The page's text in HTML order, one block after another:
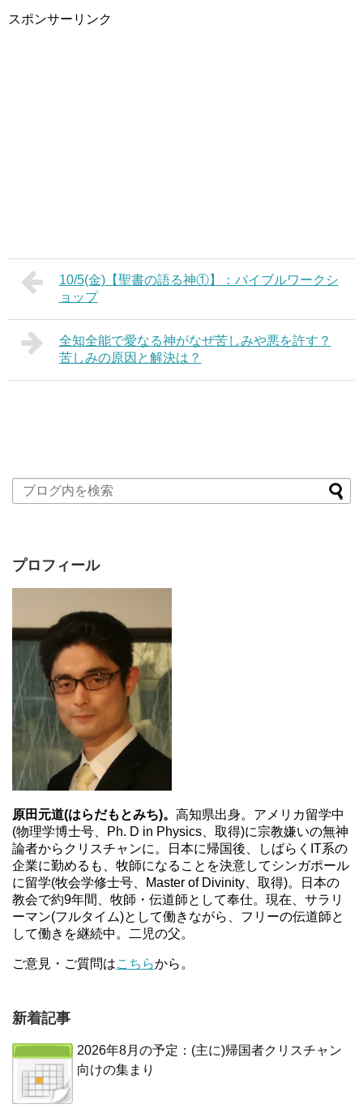
スポンサーリンク
10/5(金)【聖書の語る神①】：バイブルワークシ
ョップ
全知全能で愛なる神がなぜ苦しみや悪を許す？
苦しみの原因と解決は？
プロフィール
原田元道(はらだもとみち)。 高知県出身。アメリカ留学中
(物理学博士号、Ph. D in Physics、取得)に宗教嫌いの無神
論者からクリスチャンに。日本に帰国後、しばらくIT系の
企業に勤めるも、牧師になることを決意してシンガポール
に留学(牧会学修士号、Master of Divinity、取得)。日本の
教会で約9年間、牧師・伝道師として奉仕。現在、サラリ
ーマン(フルタイム)として働きながら、フリーの伝道師と
して働きを継続中。二児の父。
ご意見・ご質問はこちらから。
新着記事
2026年8月の予定：(主に)帰国者クリスチャン
向けの集まり